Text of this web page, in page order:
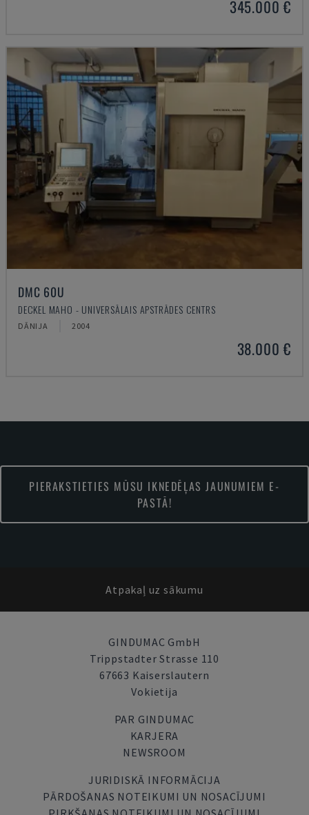
345.000 €
DMC 60U
DECKEL MAHO - UNIVERSĀLAIS APSTRĀDES CENTRS
DĀNIJA 2004
38.000 €
PIERAKSTIETIES MŪSU IKNEDĒĻAS JAUNUMIEM E-
PASTĀ!
Atpakaļ uz sākumu
GINDUMAC GmbH
Trippstadter Strasse 110
67663 Kaiserslautern
Vokietija
PAR GINDUMAC
KARJERA
NEWSROOM
JURIDISKĀ INFORMĀCIJA
PĀRDOŠANAS NOTEIKUMI UN NOSACĪJUMI